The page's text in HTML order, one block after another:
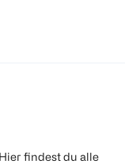
findest du alle